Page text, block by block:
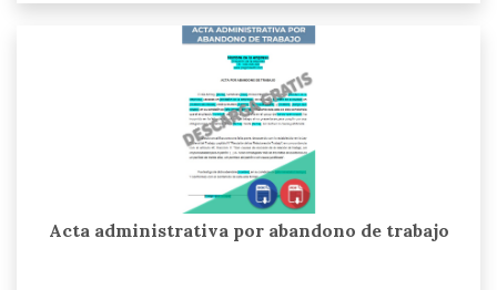
Acta administrativa por abandono de trabajo